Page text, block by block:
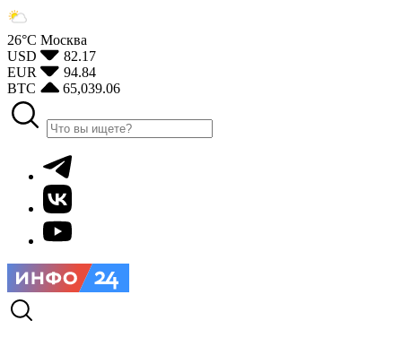
26°С Москва
USD
82.17
EUR
94.84
BTC
65,039.06